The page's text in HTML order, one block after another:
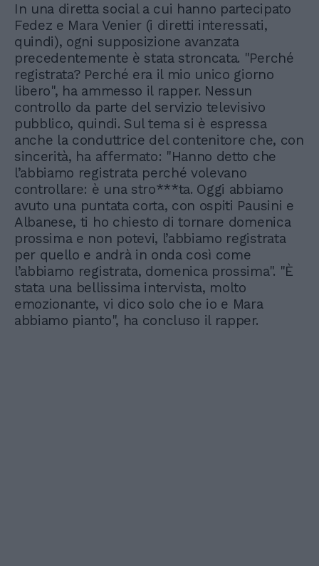
In una diretta social a cui hanno partecipato
Fedez e Mara Venier (i diretti interessati,
quindi), ogni supposizione avanzata
precedentemente è stata stroncata. "Perché
registrata? Perché era il mio unico giorno
libero", ha ammesso il rapper. Nessun
controllo da parte del servizio televisivo
pubblico, quindi. Sul tema si è espressa
anche la conduttrice del contenitore che, con
sincerità, ha affermato: "Hanno detto che
l’abbiamo registrata perché volevano
controllare: è una stro***ta. Oggi abbiamo
avuto una puntata corta, con ospiti Pausini e
Albanese, ti ho chiesto di tornare domenica
prossima e non potevi, l’abbiamo registrata
per quello e andrà in onda così come
l’abbiamo registrata, domenica prossima". "È
stata una bellissima intervista, molto
emozionante, vi dico solo che io e Mara
abbiamo pianto", ha concluso il rapper.